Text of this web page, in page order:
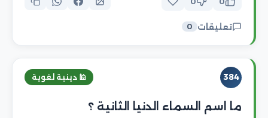
تعليقات 0
384 🕌 دينية لغوية
ما اسم السماء الدنيا الثانية ؟